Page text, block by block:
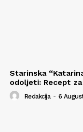
Starinska
odoljeti: Recept
Redakcija - 6